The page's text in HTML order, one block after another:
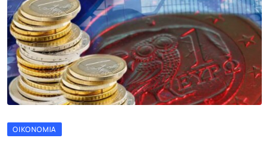
ΟΙΚΟΝΟΜΊΑ